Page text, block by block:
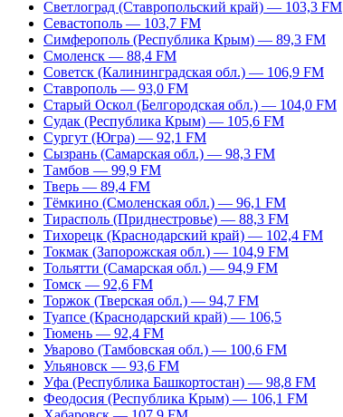
Светлоград (Ставропольский край) — 103,3 FM
Севастополь — 103,7 FM
Симферополь (Республика Крым) — 89,3 FM
Смоленск — 88,4 FM
Советск (Калининградская обл.) — 106,9 FM
Ставрополь — 93,0 FM
Старый Оскол (Белгородская обл.) — 104,0 FM
Судак (Республика Крым) — 105,6 FM
Сургут (Югра) — 92,1 FM
Сызрань (Самарская обл.) — 98,3 FM
Тамбов — 99,9 FM
Тверь — 89,4 FM
Тёмкино (Смоленская обл.) — 96,1 FM
Тирасполь (Приднестровье) — 88,3 FM
Тихорецк (Краснодарский край) — 102,4 FM
Токмак (Запорожская обл.) — 104,9 FM
Тольятти (Самарская обл.) — 94,9 FM
Томск — 92,6 FM
Торжок (Тверская обл.) — 94,7 FM
Туапсе (Краснодарский край) — 106,5
Тюмень — 92,4 FM
Уварово (Тамбовская обл.) — 100,6 FM
Ульяновск — 93,6 FM
Уфа (Республика Башкортостан) — 98,8 FM
Феодосия (Республика Крым) — 106,1 FM